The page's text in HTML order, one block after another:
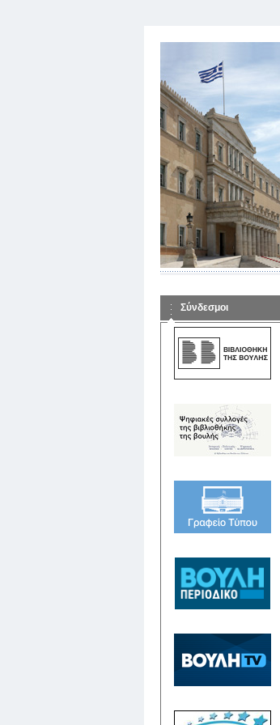
Σύνδεσμοι